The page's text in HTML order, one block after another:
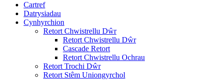
Cartref
Datrysiadau
Cynhyrchion
Retort Chwistrellu Dŵr
Retort Chwistrellu Dŵr
Cascade Retort
Retort Chwistrellu Ochrau
Retort Trochi Dŵr
Retort Stêm Uniongyrchol